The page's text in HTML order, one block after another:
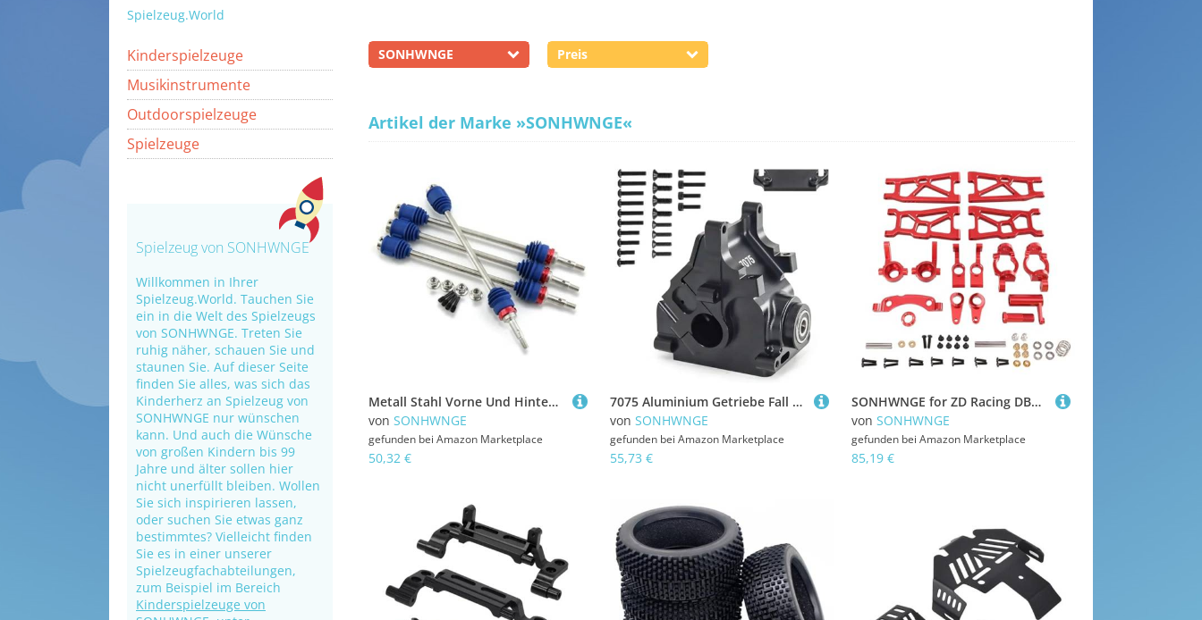
Spielzeug.World
Kinderspielzeuge
Musikinstrumente
Outdoorspielzeuge
Spielzeuge
Spielzeug von SONHWNGE
Willkommen in Ihrer
Spielzeug.World. Tauchen Sie
ein in die Welt des Spielzeugs
von SONHWNGE. Treten Sie
ruhig näher, schauen Sie und
staunen Sie. Auf dieser Seite
finden Sie alles, was sich das
Kinderherz an Spielzeug von
SONHWNGE nur wünschen
kann. Und auch die Wünsche
von großen Kindern bis 99
Jahre und älter sollen hier
nicht unerfüllt bleiben. Wollen
Sie sich inspirieren lassen,
oder suchen Sie etwas ganz
bestimmtes? Vielleicht finden
Sie es in einer unserer
Spielzeugfachabteilungen,
zum Beispiel im Bereich
Kinderspielzeuge von
SONHWNGE Preis
Artikel der Marke »SONHWNGE«
Metall Stahl Vorne Und Hinten Antriebswelle Achse CVD 5451R for 1/10 for Trxs E-Revo/E-Maxx/T-Maxx/Revo RC Auto Upgrades Teile
von SONHWNGE
gefunden bei Amazon Marketplace
50,32 €
7075 Aluminium Getriebe Fall Gehäuse for ARR-MA 1/8 6S for KRATON for Typhon for SENTON for Talion 1/7 for Mojave Upgrade Teile(Zwart)
von SONHWNGE
gefunden bei Amazon Marketplace
55,73 €
SONHWNGE for ZD Racing DBX-10 DBX10 Metall-Upgrade-Teilesatz, Querlenker, Lenkblock, 1/10 RC-Auto, Upgrade-Zubehör(Rood)
von SONHWNGE
gefunden bei Amazon Marketplace
85,19 €